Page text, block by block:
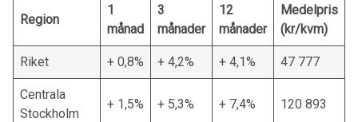
Region
1
månad
3
månader
12
månader
Medelpris
(kr/kvm)
Riket + 0,8% + 4,2% + 4,1% 47 777
Centrala
Stockholm
+ 1,5% + 5,3% + 7,4% 120 893